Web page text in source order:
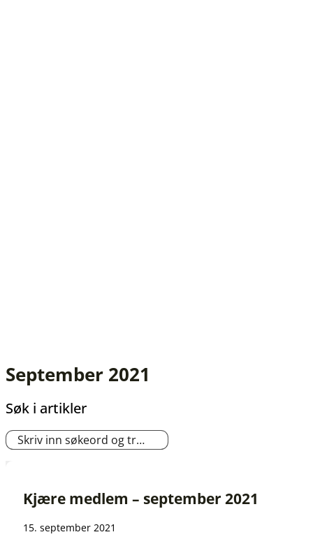
September 2021
Søk i artikler
Kjære medlem – september 2021
15. september 2021